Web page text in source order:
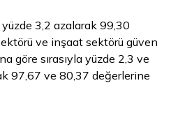
3,2 azalarak 99,30
ve inşaat sektörü güven
göre sırasıyla yüzde 2,3 ve
97,67 ve 80,37 değerlerine